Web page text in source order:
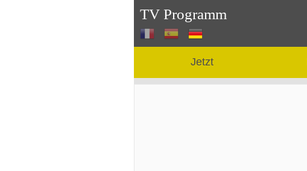
TV Programm
Jetzt